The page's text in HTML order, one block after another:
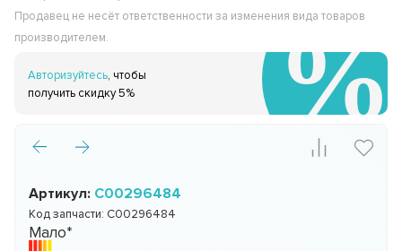
Продавец не несёт ответственности за изменения вида товаров
производителем.
Авторизуйтесь, чтобы
получить скидку 5%
Артикул: C00296484
Код запчасти: C00296484
Мало*